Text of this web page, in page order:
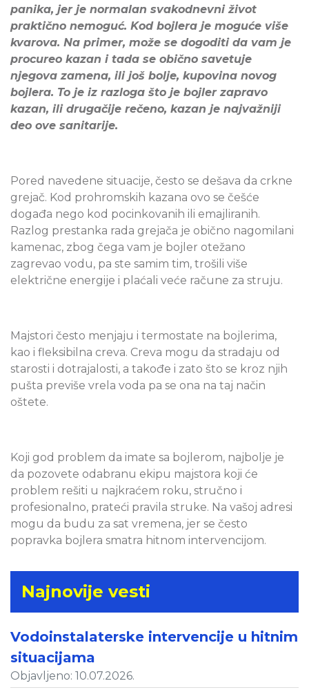
panika, jer je normalan svakodnevni život
praktično nemoguć. Kod bojlera je moguće više
kvarova. Na primer, može se dogoditi da vam je
procureo kazan i tada se obično savetuje
njegova zamena, ili još bolje, kupovina novog
bojlera. To je iz razloga što je bojler zapravo
kazan, ili drugačije rečeno, kazan je najvažniji
deo ove sanitarije.
Pored navedene situacije, često se dešava da crkne
grejač. Kod prohromskih kazana ovo se češće
događa nego kod pocinkovanih ili emajliranih.
Razlog prestanka rada grejača je obično nagomilani
kamenac, zbog čega vam je bojler otežano
zagrevao vodu, pa ste samim tim, trošili više
električne energije i plaćali veće račune za struju.
Majstori često menjaju i termostate na bojlerima,
kao i fleksibilna creva. Creva mogu da stradaju od
starosti i dotrajalosti, a takođe i zato što se kroz njih
pušta previše vrela voda pa se ona na taj način
oštete.
Koji god problem da imate sa bojlerom, najbolje je
da pozovete odabranu ekipu majstora koji će
problem rešiti u najkraćem roku, stručno i
profesionalno, prateći pravila struke. Na vašoj adresi
mogu da budu za sat vremena, jer se često
popravka bojlera smatra hitnom intervencijom.
Najnovije vesti
Vodoinstalaterske intervencije u hitnim
situacijama
Objavljeno: 10.07.2026.